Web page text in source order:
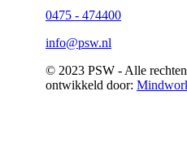
0475 - 474400
info@psw.nl
© 2023 PSW - Alle
ontwikkeld door: